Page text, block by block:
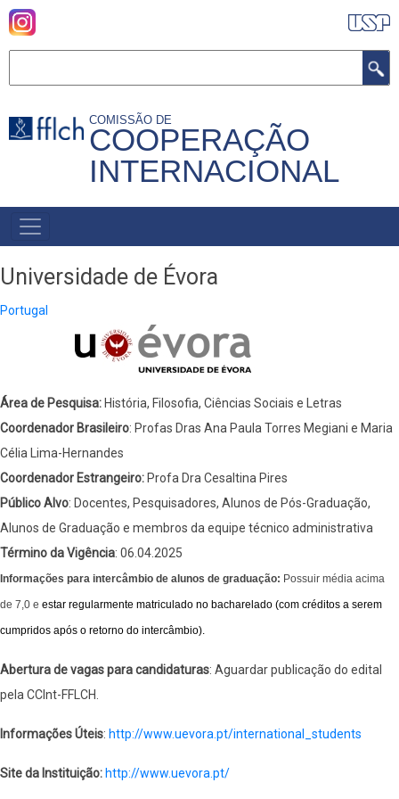
Pular
para
conteúdo
COMISSÃO DE
COOPERAÇÃO
INTERNACIONAL
MENU
PRIMÁRIO
Universidade de Évora
Portugal
Área de Pesquisa: História, Filosofia, Ciências Sociais e Letras
Coordenador Brasileiro: Profas Dras Ana Paula Torres Megiani e Maria
Célia Lima-Hernandes
Coordenador Estrangeiro: Profa Dra Cesaltina Pires
Público Alvo: Docentes, Pesquisadores, Alunos de Pós-Graduação,
Alunos de Graduação e membros da equipe técnico administrativa
Término da Vigência: 06.04.2025
Informações para intercâmbio de alunos de graduação: Possuir média acima
de 7,0 e estar regularmente matriculado no bacharelado (com créditos a serem
cumpridos após o retorno do intercâmbio).
Abertura de vagas para candidaturas: Aguardar publicação do edital
pela CCInt-FFLCH.
Informações Úteis: http://www.uevora.pt/international_students
Site da Instituição: http://www.uevora.pt/